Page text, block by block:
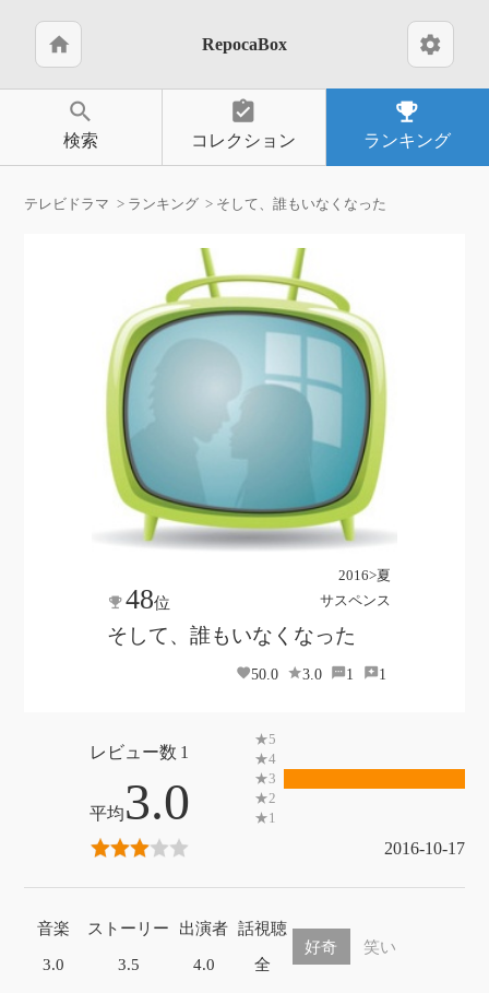
home RepocaBox settings
search
検索
assignment_turned_in
コレクション
emoji_events
ランキング
テレビドラマ ランキング そして、誰もいなくなった
2016>夏
サスペンス
48位
そして、誰もいなくなった
50.0 3.0 1 1
1
3.0
2016-10-17
音楽
3.0
ストーリー
3.5
出演者
4.0
話視聴
全
好奇 笑い